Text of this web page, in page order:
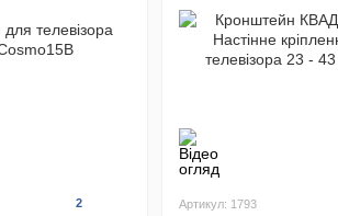
2 Артикул: 1793